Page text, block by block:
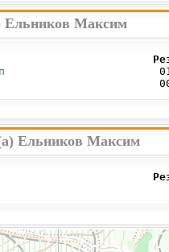
Ельников Максим
Ельников Максим